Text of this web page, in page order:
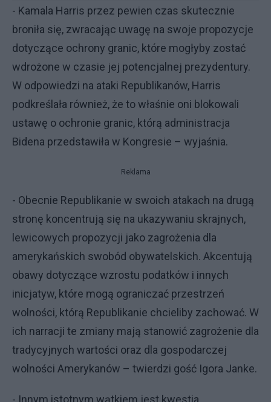
- Kamala Harris przez pewien czas skutecznie
broniła się, zwracając uwagę na swoje propozycje
dotyczące ochrony granic, które mogłyby zostać
wdrożone w czasie jej potencjalnej prezydentury.
W odpowiedzi na ataki Republikanów, Harris
podkreślała również, że to właśnie oni blokowali
ustawę o ochronie granic, którą administracja
Bidena przedstawiła w Kongresie – wyjaśnia.
Reklama
- Obecnie Republikanie w swoich atakach na drugą
stronę koncentrują się na ukazywaniu skrajnych,
lewicowych propozycji jako zagrożenia dla
amerykańskich swobód obywatelskich. Akcentują
obawy dotyczące wzrostu podatków i innych
inicjatyw, które mogą ograniczać przestrzeń
wolności, którą Republikanie chcieliby zachować. W
ich narracji te zmiany mają stanowić zagrożenie dla
tradycyjnych wartości oraz dla gospodarczej
wolności Amerykanów – twierdzi gość Igora Janke.
- Innym istotnym wątkiem jest kwestia